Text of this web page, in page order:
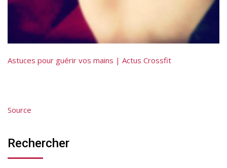
Astuces pour guérir vos mains | Actus Crossfit
Source
Rechercher